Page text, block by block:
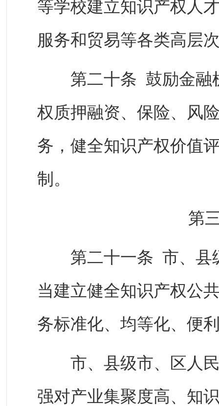
等学校建立知识产权人
服务和贸易等各类高层
第二十条 鼓励金融
权质押融资、保险、风
务，健全知识产权价值
制。
第
第二十一条 市、县
当建立健全知识产权公
务标准化、均等化、便
市、县级市、区人民
强对产业集聚度高、知